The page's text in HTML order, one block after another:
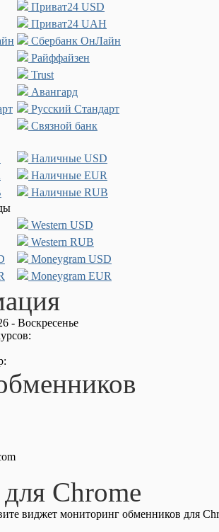
Приват24 USD
Приват24 UAH
Сбербанк ОнЛайн
Райффайзен
Trust
Авангард
Русский Стандарт
Связной банк
Наличные USD
Наличные EUR
Наличные RUB
Western USD
Western RUB
Moneygram USD
Moneygram EUR
- Воскресенье
Chrome
виджет мониторинг обменников для